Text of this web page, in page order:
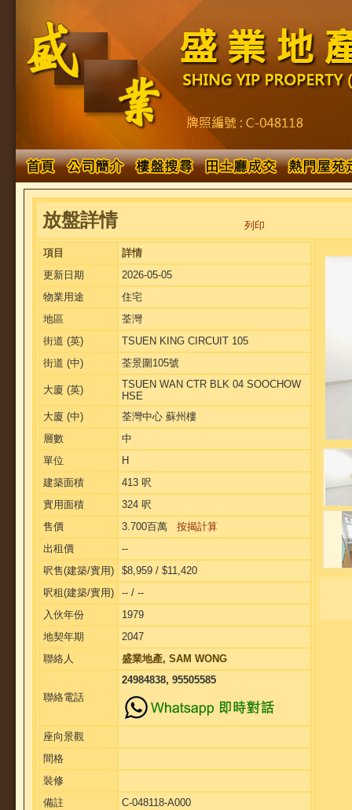
放盤詳情 列印
項目
詳情
更新日期
2026-05-05
物業用途
住宅
地區
荃灣
街道 (英)
TSUEN KING CIRCUIT 105
街道 (中)
荃景圍105號
大廈 (英)
TSUEN WAN CTR BLK 04 SOOCHOW
HSE
大廈 (中)
荃灣中心 蘇州樓
層數
中
單位
H
建築面積
413 呎
實用面積
324 呎
售價
3.700百萬 按揭計算
出租價
--
呎售(建築/實用)
$8,959 / $11,420
呎租(建築/實用)
-- / --
入伙年份
1979
地契年期
2047
聯絡人
盛業地產, SAM WONG
聯絡電話
24984838, 95505585
座向景觀
間格
裝修
備註
C-048118-A000